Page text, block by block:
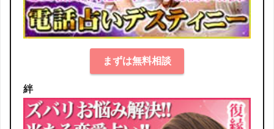
まずは無料相談
絆